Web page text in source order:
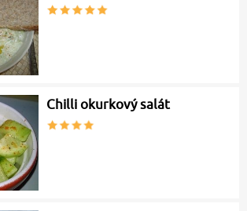
Chilli okurkový salát